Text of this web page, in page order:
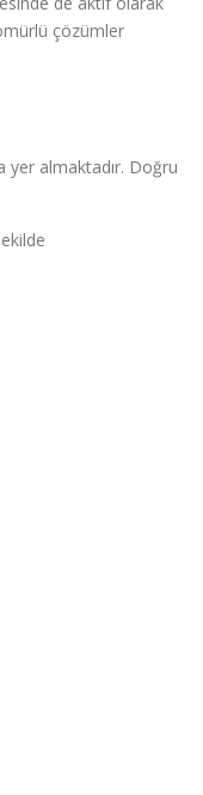
çözümler
yer almaktadır. Doğru